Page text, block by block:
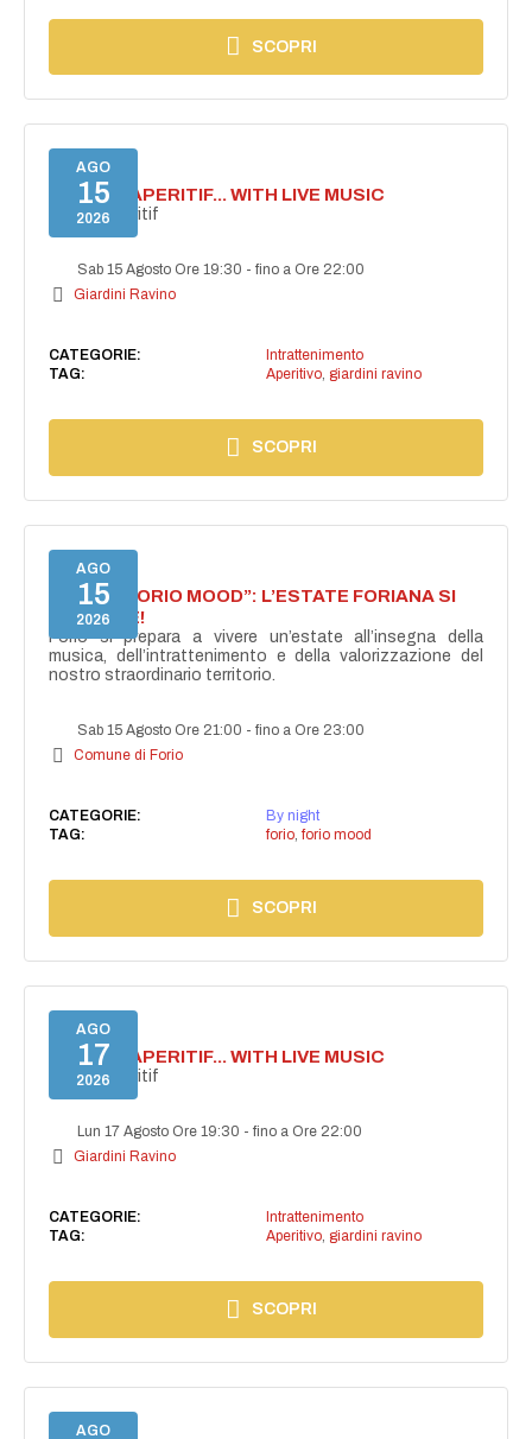
SCOPRI
AGO
15
2026
SECRET APERITIF... WITH LIVE MUSIC
Secret aperitif
Sab 15 Agosto Ore 19:30 -fino a Ore 22:00
Giardini Ravino
CATEGORIE:
Intrattenimento
TAG:
Aperitivo, giardini ravino
SCOPRI
AGO
15
2026
NASCE “FORIO MOOD”: L’ESTATE FORIANA SI
ACCENDE!
Forio si prepara a vivere un’estate all’insegna della
musica, dell’intrattenimento e della valorizzazione del
nostro straordinario territorio.
Sab 15 Agosto Ore 21:00 -fino a Ore 23:00
Comune di Forio
CATEGORIE:
By night
TAG:
forio, forio mood
SCOPRI
AGO
17
2026
SECRET APERITIF... WITH LIVE MUSIC
Secret aperitif
Lun 17 Agosto Ore 19:30 -fino a Ore 22:00
Giardini Ravino
CATEGORIE:
Intrattenimento
TAG:
Aperitivo, giardini ravino
SCOPRI
AGO